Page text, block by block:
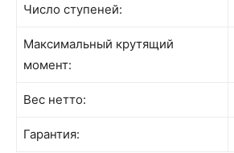
Число ступеней:
Максимальный крутящий
момент:
Вес нетто:
Гарантия: